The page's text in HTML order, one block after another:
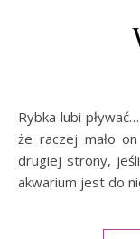
Rybka lubi pływać… Starsi pewnie znają ten tekst i wiedzą,
że raczej mało
drugiej strony,
akwarium jest do